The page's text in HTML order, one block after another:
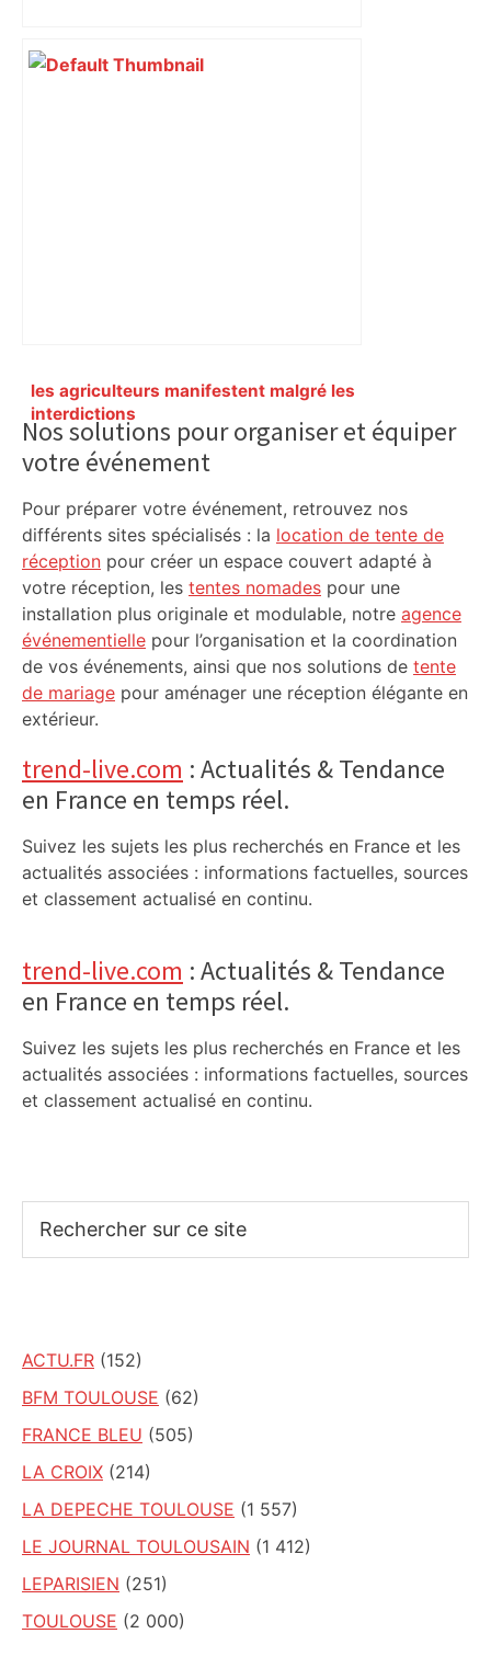
les agriculteurs manifestent malgré les
interdictions
Primary
Sidebar
Nos solutions pour organiser et équiper
votre événement
Pour préparer votre événement, retrouvez nos
différents sites spécialisés : la location de tente de
réception pour créer un espace couvert adapté à
votre réception, les tentes nomades pour une
installation plus originale et modulable, notre agence
événementielle pour l’organisation et la coordination
de vos événements, ainsi que nos solutions de tente
de mariage pour aménager une réception élégante en
extérieur.
trend-live.com : Actualités & Tendance
en France en temps réel.
Suivez les sujets les plus recherchés en France et les
actualités associées : informations factuelles, sources
et classement actualisé en continu.
trend-live.com : Actualités & Tendance
en France en temps réel.
Suivez les sujets les plus recherchés en France et les
actualités associées : informations factuelles, sources
et classement actualisé en continu.
sur
ACTU.FR (152)
BFM TOULOUSE (62)
FRANCE BLEU (505)
LA CROIX (214)
LA DEPECHE TOULOUSE (1 557)
LE JOURNAL TOULOUSAIN (1 412)
LEPARISIEN (251)
TOULOUSE (2 000)